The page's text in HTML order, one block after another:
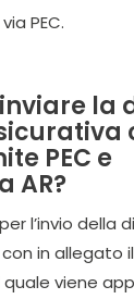
PEC.
la
PEC e
AR?
l’invio della
con in
quale viene